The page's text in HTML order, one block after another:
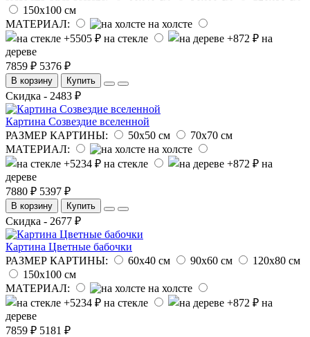
150х100 см
МАТЕРИАЛ:
на холсте
на стекле
на
дереве
7859 ₽ 5376 ₽
В корзину Купить
Скидка - 2483 ₽
Картина Созвездие вселенной
РАЗМЕР КАРТИНЫ:
50х50 см
70х70 см
МАТЕРИАЛ:
на холсте
на стекле
на
дереве
7880 ₽ 5397 ₽
В корзину Купить
Скидка - 2677 ₽
Картина Цветные бабочки
РАЗМЕР КАРТИНЫ:
60х40 см 90х60 см
120х80 см
150х100 см
МАТЕРИАЛ:
на холсте
на стекле
на
дереве
7859 ₽ 5181 ₽